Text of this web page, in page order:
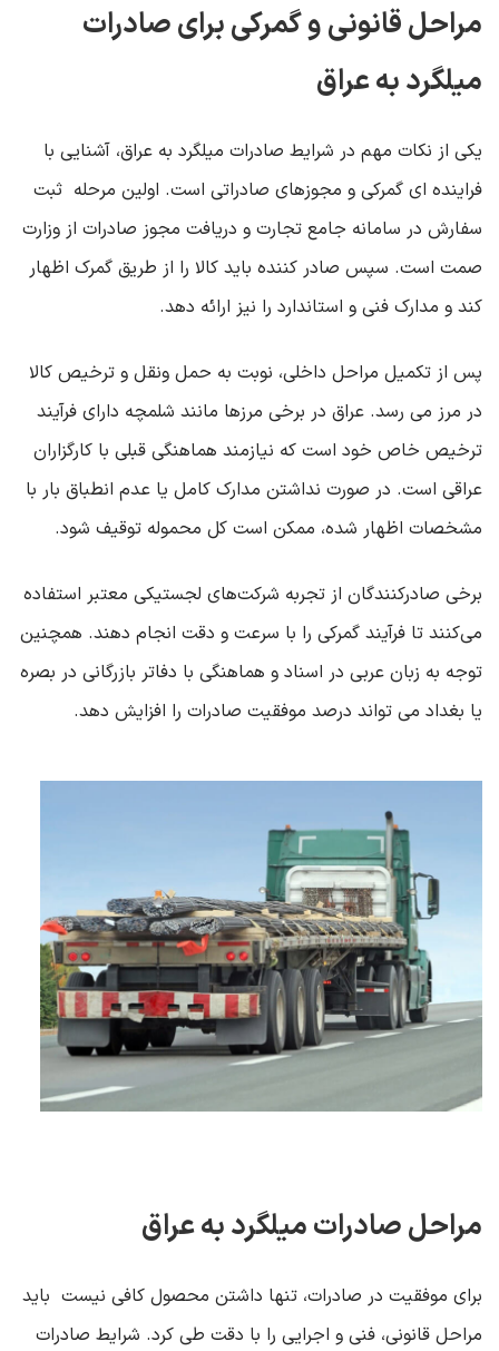
مراحل قانونی و گمرکی برای صادرات
میلگرد به عراق
یکی از نکات مهم در شرایط صادرات میلگرد به عراق، آشنایی با
فراینده ای گمرکی و مجوزهای صادراتی است. اولین مرحله ثبت
سفارش در سامانه جامع تجارت و دریافت مجوز صادرات از وزارت
صمت است. سپس صادر کننده باید کالا را از طریق گمرک اظهار
کند و مدارک فنی و استاندارد را نیز ارائه دهد.
پس از تکمیل مراحل داخلی، نوبت به حمل ‌ونقل و ترخیص کالا
در مرز می ‌رسد. عراق در برخی مرزها مانند شلمچه دارای فرآیند
ترخیص خاص خود است که نیازمند هماهنگی قبلی با کارگزاران
عراقی است. در صورت نداشتن مدارک کامل یا عدم انطباق بار با
مشخصات اظهار شده، ممکن است کل محموله توقیف شود.
برخی صادرکنندگان از تجربه شرکت‌های لجستیکی معتبر استفاده
می‌کنند تا فرآیند گمرکی را با سرعت و دقت انجام دهند. همچنین
توجه به زبان عربی در اسناد و هماهنگی با دفاتر بازرگانی در بصره
یا بغداد می‌ تواند درصد موفقیت صادرات را افزایش دهد.
مراحل صادرات میلگرد به عراق
برای موفقیت در صادرات، تنها داشتن محصول کافی نیست باید
مراحل قانونی، فنی و اجرایی را با دقت طی کرد. شرایط صادرات